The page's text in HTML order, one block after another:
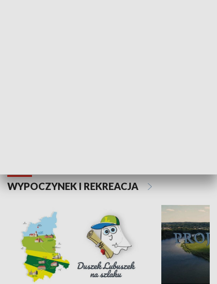
WYPOCZYNEK I REKREACJA